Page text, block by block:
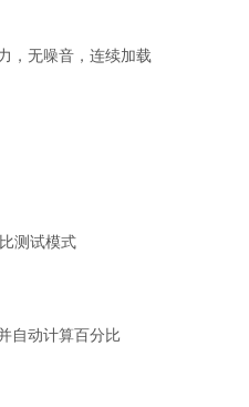
，无噪音，连续加载
测试模式
自动计算百分比